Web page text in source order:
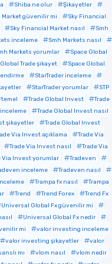
Shiba ne olur
Şikayetler
Market güvenilir mi
Sky Financial
Sky Financial Market nasıl
Smh
inceleme
Smh Markets nasıl
Markets yorumlar
Space Global
Trade şikayet
Space Global
StarTrader inceleme
StarTrader yorumlar
STP
temel Trade Global Invest
Trade
Trade Global Invest nasıl
şikayetler
Trade Global Invest
Via Invest açıklama
Trade Via
Trade Via Invest nasıl
Trade Via
Via Invest yorumlar
Tradeven
inceleme
Tradeven nasıl
Trampa fx nasıl
Trampa
Trend Trend Forex
Trend Fx
Universal Global Fx güvenilir mi
Universal Global Fx nedir
mi
valor investing inceleme
valor investing şikayetler
valor
mı vlom nasıl
vlom nedir